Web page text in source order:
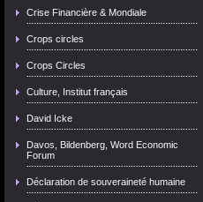
Crise Financière & Mondiale
Crops circles
Crops Circles
Culture, Institut français
David Icke
Davos, Bildenberg, Word Economic
Forum
Déclaration de souveraineté humaine